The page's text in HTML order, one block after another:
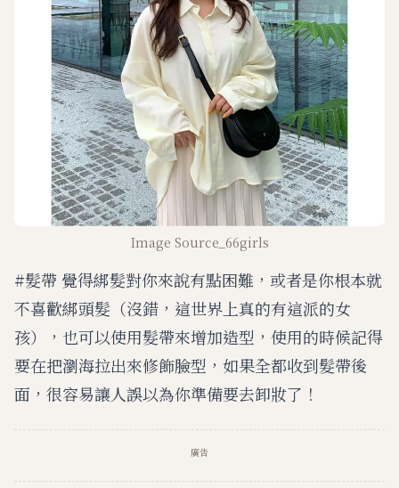
Image Source_66girls
#髮帶 覺得綁髮對你來說有點困難，或者是你根本就
不喜歡綁頭髮（沒錯，這世界上真的有這派的女
孩），也可以使用髮帶來增加造型，使用的時候記得
要在把瀏海拉出來修飾臉型，如果全都收到髮帶後
面，很容易讓人誤以為你準備要去卸妝了！
廣告